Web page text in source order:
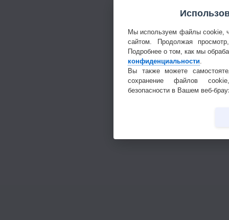
Мы используем файлы cookie,
сайтом. Продолжая
Подробнее о том, как мы
конфиденциальности
Вы также можете
сохранение файлов
безопасности в Вашем веб-